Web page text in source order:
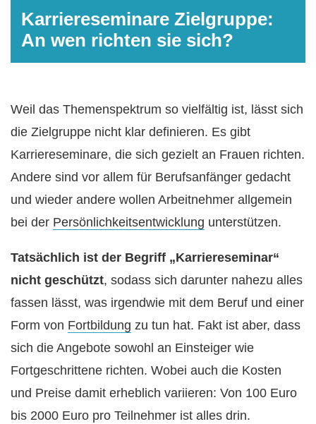
Karriereseminare Zielgruppe:
An wen richten sie sich?
Weil das Themenspektrum so vielfältig ist, lässt sich
die Zielgruppe nicht klar definieren. Es gibt
Karriereseminare, die sich gezielt an Frauen richten.
Andere sind vor allem für Berufsanfänger gedacht
und wieder andere wollen Arbeitnehmer allgemein
bei der Persönlichkeitsentwicklung unterstützen.
Tatsächlich ist der Begriff „Karriereseminar“
nicht geschützt, sodass sich darunter nahezu alles
fassen lässt, was irgendwie mit dem Beruf und einer
Form von Fortbildung zu tun hat. Fakt ist aber, dass
sich die Angebote sowohl an Einsteiger wie
Fortgeschrittene richten. Wobei auch die Kosten
und Preise damit erheblich variieren: Von 100 Euro
bis 2000 Euro pro Teilnehmer ist alles drin.